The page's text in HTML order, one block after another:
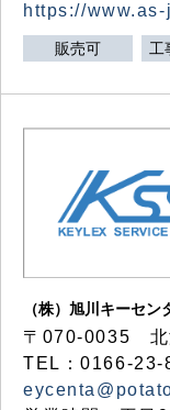
https://
販売可 工
（株）旭川キーセン
〒070-0035 北
TEL：0166-